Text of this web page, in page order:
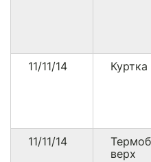
11/11/14 Куртка
11/11/14
верх